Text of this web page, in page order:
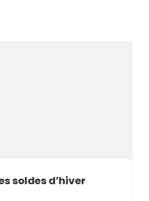
soldes d’hiver